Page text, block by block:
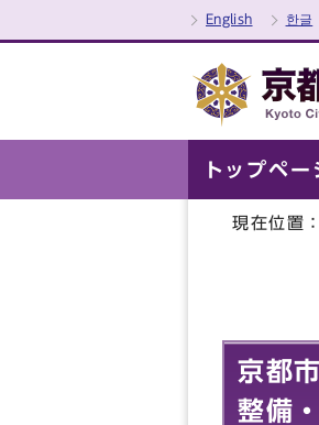
English 한글
トップペー
現在位置：
京都
整備